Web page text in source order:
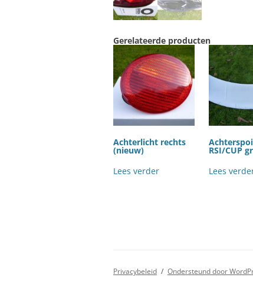
Gerelateerde producten
Achterlicht rechts
(nieuw)
Lees verder
RSI/CUP
Lees
Privacybeleid Ondersteund door